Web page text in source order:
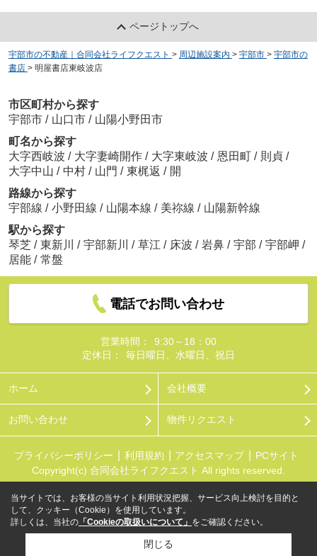
ページトップへ
宇部市の不動産｜合同会社ライフクエスト > 周辺施設案内 > 宇部市 > 宇部市の
書店 > 明屋書店東岐波店
市区町村から探す
宇部市 / 山口市 / 山陽小野田市
町名から探す
大字西岐波 / 大字妻崎開作 / 大字東岐波 / 恩田町 / 則貞 /
大字中山 / 中村 / 山門 / 東梶返 / 開
路線から探す
宇部線 / 小野田線 / 山陽本線 / 美祢線 / 山陽新幹線
駅から探す
琴芝 / 東新川 / 宇部新川 / 草江 / 床波 / 岩鼻 / 宇部 / 宇部岬 /
居能 / 常盤
電話でお問い合わせ
営業時間：
9:30～18：00
定休日：
毎日曜日、水曜日、祝日
ホーム 会社概要
お問い合わせ 物件リクエスト
プライバシーポリシー 利用規約 アクセスマップ
PCサイト
Copyright(c) 合同会社ライフクエスト All rights reserved.
当サイトでは、お客様の当サイト利用状況把握、サービス向上検討を目的と
して、クッキー（Cookie）を使用しています。
詳しくは、当社の 「Cookieの取扱いについて」 をご確認ください。
閉じる